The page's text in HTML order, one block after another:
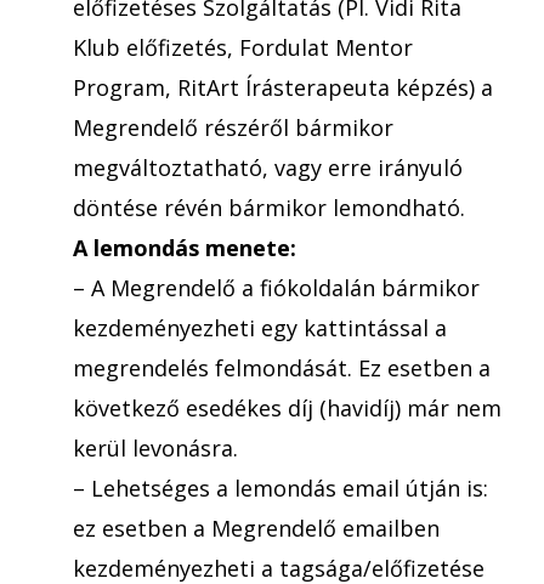
előfizetéses Szolgáltatás (Pl. Vidi Rita
Klub előfizetés, Fordulat Mentor
Program, RitArt Írásterapeuta képzés) a
Megrendelő részéről bármikor
megváltoztatható, vagy erre irányuló
döntése révén bármikor lemondható.
A lemondás menete:
– A Megrendelő a fiókoldalán bármikor
kezdeményezheti egy kattintással a
megrendelés felmondását. Ez esetben a
következő esedékes díj (havidíj) már nem
kerül levonásra.
– Lehetséges a lemondás email útján is:
ez esetben a Megrendelő emailben
kezdeményezheti a tagsága/előfizetése